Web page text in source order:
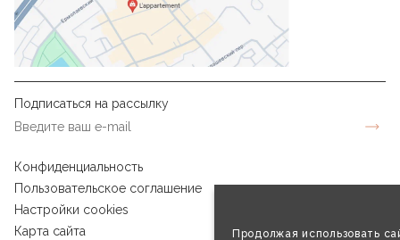
Продолжая использовать
Подписаться на рассылку
Конфиденциальность
Пользовательское соглашение
Настройки cookies
Карта сайта